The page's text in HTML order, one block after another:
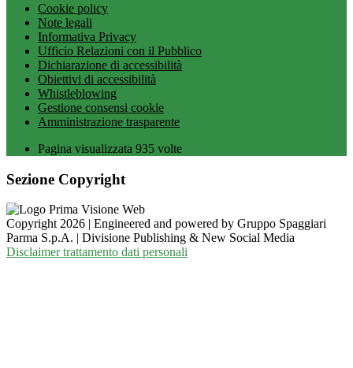
Cookie policy
Note legali
Informativa Privacy
Ufficio Relazioni con il Pubblico
Dichiarazione di accessibilità
Obiettivi di accessibilità
Whistleblowing
Gestione consensi cookie
Amministrazione trasparente
Pagina visualizzata 935 volte
Sezione Copyright
Copyright 2026 | Engineered and powered by Gruppo Spaggiari
Parma S.p.A. | Divisione Publishing & New Social Media
Disclaimer trattamento dati personali